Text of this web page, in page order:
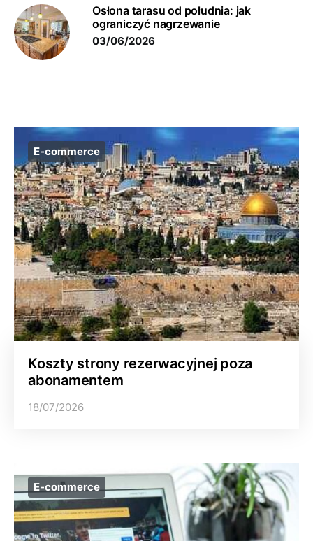
Osłona tarasu od południa: jak
ograniczyć nagrzewanie
03/06/2026
E-commerce
Koszty strony rezerwacyjnej poza
abonamentem
18/07/2026
E-commerce